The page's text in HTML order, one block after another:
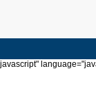
javascript"